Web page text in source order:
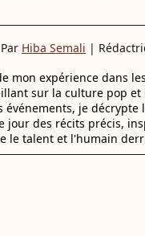
Par Hiba Semali |
mon expérience dans
sur la culture pop et
événements, je
jour des récits précis,
le talent et l'humain